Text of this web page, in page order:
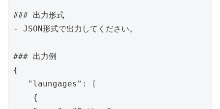
### 出力形式
- JSON形式で出力してください。
### 出力例
{
   "laungages": [
    {